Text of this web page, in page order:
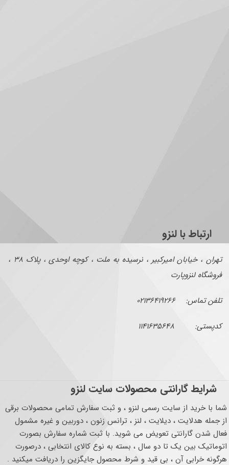
ارتباط با لنزو
تهران ، خیابان امیرکبیر ، نرسیده به ملت ، کوچه اوحدی ، پلاک ۳۸ ،
فروشگاه لنزوپارت
تلفن تماس: ۰۲۱۳۶۴۱۹۲۶۶
کدپستی: ۱۱۴۱۶۳۵۶۴۸
شرایط گارانتی محصولات سایت لنزو
شما با خرید از سایت رسمی لنزو ، و ثبت سفارش تمامی محصولات برقی
از جمله هدلایت ، دیلایت ، لنز ، ترانس زنون ، دوربین و غیره مشمول
فعال شدن گارانتی تعویض می شوید. با ثبت شماره سفارش بصورت
اتوماتیک بین یک تا دو سال ، بسته به نوع کالای انتخابی ، درصورت
هرگونه خرابی آن ، بی قید و شرط محصول جایگزین را دریافت میکنید .